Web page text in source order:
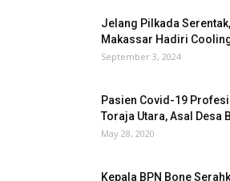
Jelang Pilkada
Makassar Hadiri
September 3, 2024
Pasien Covid-19
Toraja Utara, Asal Desa
May 28, 2020
Kepala BPN Bone